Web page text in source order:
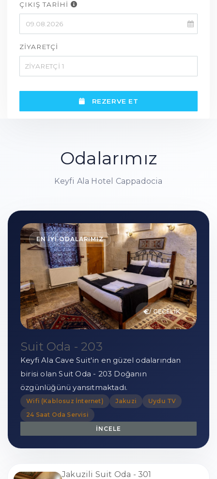
ÇIKIŞ TARİHİ
ZİYARETÇİ
ZİYARETÇİ 1
REZERVE ET
Odalarımız
Keyfi Ala Hotel Cappadocia
EN İYİ ODALARIMIZ
€/ GECELİK
Suit Oda - 203
Keyfi Ala Cave Suit'in en güzel odalarından
birisi olan Suit Oda - 203 Doğanın
özgünlüğünü yansıtmaktadı.
Wifi (Kablosuz İnternet) Jakuzi
Uydu TV
24 Saat Oda Servisi
İNCELE
Jakuzili Suit Oda - 301